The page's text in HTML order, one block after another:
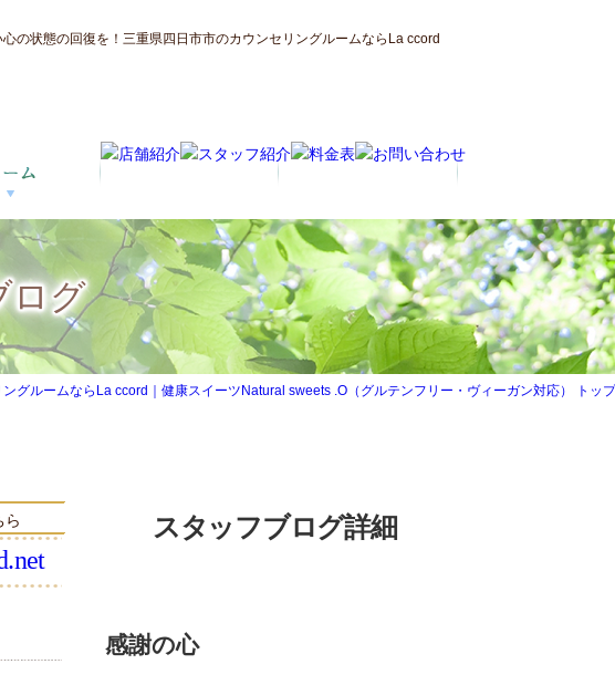
の状態の回復を！三重県四日市市のカウンセリングルームならLa ccord
ログ
グルームならLa ccord｜健康スイーツNatural sweets .O（グルテンフリー・ヴィーガン対応） トッ
スタッフブログ詳細
感謝の心
ら